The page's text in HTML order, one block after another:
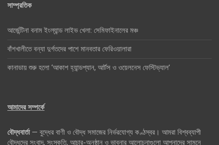
সাম্প্রতিক
আর্জেন্টিনা বনাম ইংল্যান্ড লাইভ খেলা: সেমিফাইনালের মঞ্চ
বাঁশখালীতে বন্যা দুর্গতদের পাশে মানবতার ফেরিওয়ালারা
কানাডায় শুরু হলো ‘আকাশ হ্যান্ডপ্যান, আর্টস ও ওয়েলনেস ফেস্টিভ্যাল’
আমাদের সম্পর্কে
বৌদ্ধবার্তা— বুদ্ধের বাণী ও বৌদ্ধ সমাজের নির্ভরযোগ্য কণ্ঠস্বর। আমরা বিশ্বব্যাপী
বৌদ্ধদের সংবাদ, সংস্কৃতি, আচার-অনুষ্ঠান ও ভাবনার আলোচনাগুলো আপনাদের সামনে